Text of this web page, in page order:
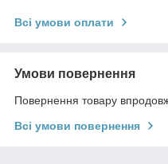
Всі умови оплати
Умови повернення
Повернення товару
Всі умови повернення